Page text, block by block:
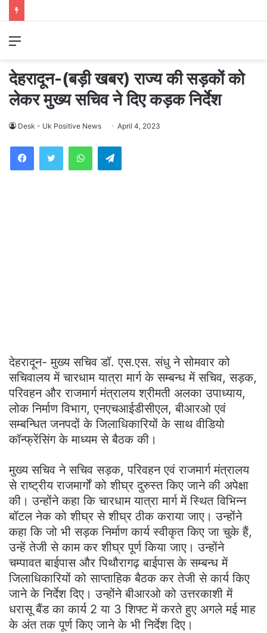
Menu
देहरादून-(बड़ी खबर) राज्य की सड़कों को
लेकर मुख्य सचिव ने दिए कड़क निर्देश
Desk - Uk Positive News April 4, 2023
WhatsAppTelegram
देहरादून- मुख्य सचिव डॉ. एस.एस. संधु ने सोमवार को
सचिवालय में चारधाम यात्रा मार्ग के सम्बन्ध में सचिव, सड़क,
परिवहन और राजमार्ग मंत्रालय श्रीमती अलका उपाध्याय,
लोक निर्माण विभाग, एनएचआईडीसीएल, बीआरओ एवं
सम्बन्धित जनपदों के जिलाधिकारियों के साथ वीडियो
कॉन्फ्रेंसिंग के माध्यम से बैठक की।
मुख्य सचिव ने सचिव सड़क, परिवहन एवं राजमार्ग मंत्रालय
से राष्ट्रीय राजमार्गों को शीघ्र दुरुस्त किए जाने की अपेक्षा
की। उन्होंने कहा कि चारधाम यात्रा मार्ग में स्थित विभिन्न
बॉटल नेक को शीघ्र से शीघ्र ठीक कराया जाए। उन्होंने
कहा कि जो भी सड़क निर्माण कार्य स्वीकृत किए जा चुके हैं,
उन्हें तेजी से काम कर शीघ्र पूर्ण किया जाए। उन्होंने
चम्पावत बाईपास और पिथौरागढ़ बाईपास के सम्बन्ध में
जिलाधिकारियों को साप्ताहिक बैठक कर तेजी से कार्य किए
जाने के निर्देश दिए। उन्होंने बीआरओ को उत्तरकाशी में
धरासू बैंड का कार्य 2 या 3 शिफ्ट में करते हुए अगले मई माह
के अंत तक पूर्ण किए जाने के भी निर्देश दिए।